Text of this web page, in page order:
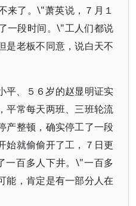
来了。\"萧英说，７月１
一段时间。\"工人们都说
是老板不同意，说白天不
平、５６岁的赵显明证实
平常每天两班、三班轮流
产整顿，确实停工了一段
始就偷偷开了工，７日更
一百多人下井。\"一百多
能，肯定是有一部分人在